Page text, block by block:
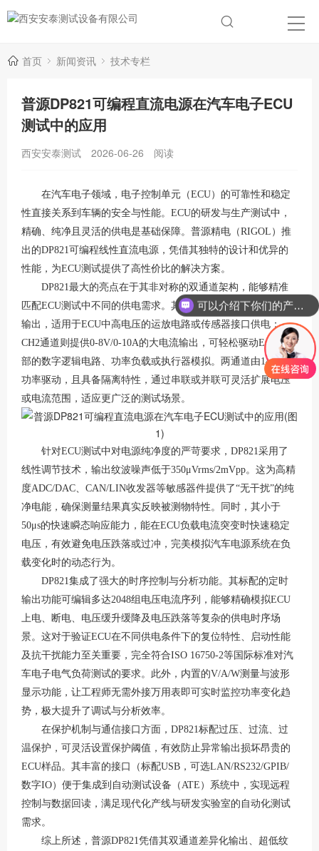
首页 新闻资讯 技术专栏
普源DP821可编程直流电源在汽车电子ECU
测试中的应用
西安安泰测试 2026-06-26 阅读
在汽车电子领域，电子控制单元（ECU）的可靠性和稳定
性直接关系到车辆的安全与性能。ECU的研发与生产测试中，
精确、纯净且灵活的供电是基础保障。普源精电（RIGOL）推
出的DP821可编程线性直流电源，凭借其独特的设计和优异的
性能，为ECU测试提供了高性价比的解决方案。
DP821最大的亮点在于其非对称的双通道架构，能够精准
匹配ECU测试中不同的供电需求。其 CH1通道提供0-60V/0-1A
输出，适用于ECU中高电压的运放电路或传感器接口供电；
CH2通道则提供0-8V/0-10A的大电流输出，可轻松驱动ECU内
部的数字逻辑电路、功率负载或执行器模拟。两通道由140W总
功率驱动，且具备隔离特性，通过串联或并联可灵活扩展电压
或电流范围，适应更广泛的测试场景。
针对ECU测试中对电源纯净度的严苛要求，DP821采用了
线性调节技术，输出纹波噪声低于350μVrms/2mVpp。这为高精
度ADC/DAC、CAN/LIN收发器等敏感器件提供了“无干扰”的纯
净电能，确保测量结果真实反映被测物特性。同时，其小于
50μs的快速瞬态响应能力 ，能在ECU负载电流突变时快速稳定
电压，有效避免电压跌落或过冲，完美模拟汽车电源系统在负
载变化时的动态行为。
DP821集成了强大的时序控制与分析功能。其标配的定时
输出功能可编辑多达2048组电压电流序列 ，能够精确模拟ECU
上电、断电、电压缓升缓降及电压跌落等复杂的供电时序场
景。这对于验证ECU在不同供电条件下的复位特性、启动性能
及抗干扰能力至关重要，完全符合ISO 16750-2等国际标准对汽
车电子电气负荷测试的要求。此外，内置的V/A/W测量与波形
显示功能，让工程师无需外接万用表即可实时监控功率变化趋
势，极大提升了调试与分析效率。
在保护机制与通信接口方面， DP821标配过压、过流、过
温保护，可灵活设置保护阈值，有效防止异常输出损坏昂贵的
ECU样品。其丰富的接口（标配USB，可选LAN/RS232/GPIB/
数字IO）便于集成到自动测试设备（ATE）系统中，实现远程
控制与数据回读，满足现代化产线与研发实验室的自动化测试
需求。
综上所述，普源DP821凭借其双通道差异化输出、超低纹
可以介绍下你们的产品么？